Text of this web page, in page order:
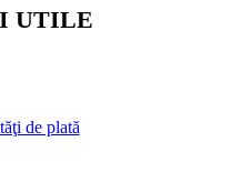
UTILE
de plată